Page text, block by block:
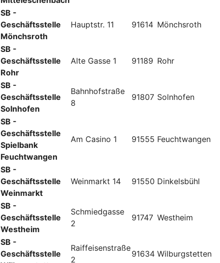
SB -
Geschäftsstelle
Mönchsroth
Hauptstr. 11 91614 Mönchsroth
SB -
Geschäftsstelle
Rohr
Alte Gasse 1 91189 Rohr
SB -
Geschäftsstelle
Solnhofen
Bahnhofstraße
8
91807 Solnhofen
SB -
Geschäftsstelle
Spielbank
Feuchtwangen
Am Casino 1 91555 Feuchtwangen
SB -
Geschäftsstelle
Weinmarkt
Weinmarkt 14 91550 Dinkelsbühl
SB -
Geschäftsstelle
Westheim
Schmiedgasse
2
91747 Westheim
SB -
Geschäftsstelle
Raiffeisenstraße
2
91634 Wilburgstetten